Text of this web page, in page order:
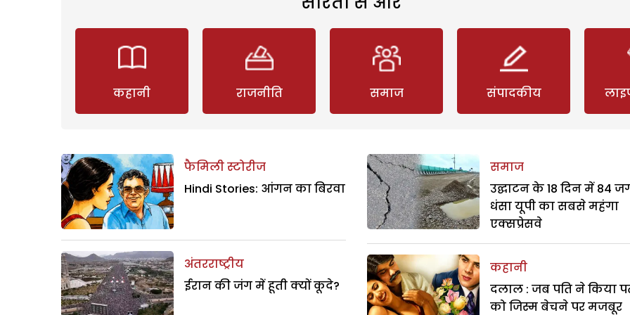
कहानी राजनीति समाज संपादकीय
फैमिली स्टोरीज
Hindi Stories: आंगन का बिरवा
अंतरराष्ट्रीय
ईरान की जंग में हूती क्यों कूदे?
समाज
उद्घाटन के 18 दिन में 84
धंसा यूपी का सबसे महंगा
एक्सप्रेसवे
कहानी
दलाल : जब पति ने किया
को जिस्म बेचने पर मजबूर